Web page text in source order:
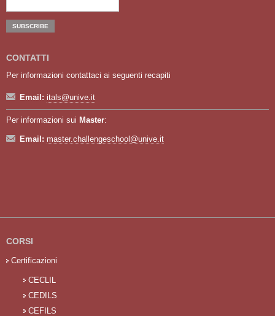
CONTATTI
Per informazioni contattaci ai seguenti recapiti
Email: itals@unive.it
Per informazioni sui Master:
Email: master.challengeschool@unive.it
CORSI
Certificazioni
CECLIL
CEDILS
CEFILS